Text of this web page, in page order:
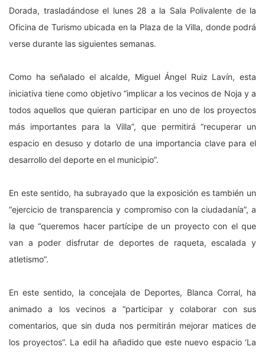
Dorada, trasladándose el lunes 28 a la Sala Polivalente de la
Oficina de Turismo ubicada en la Plaza de la Villa, donde podrá
verse durante las siguientes semanas.
Como ha señalado el alcalde, Miguel Ángel Ruiz Lavín, esta
iniciativa tiene como objetivo “implicar a los vecinos de Noja y a
todos aquellos que quieran participar en uno de los proyectos
más importantes para la Villa”, que permitirá “recuperar un
espacio en desuso y dotarlo de una importancia clave para el
desarrollo del deporte en el municipio”.
En este sentido, ha subrayado que la exposición es también un
“ejercicio de transparencia y compromiso con la ciudadanía”, a
la que “queremos hacer partícipe de un proyecto con el que
van a poder disfrutar de deportes de raqueta, escalada y
atletismo”.
En este sentido, la concejala de Deportes, Blanca Corral, ha
animado a los vecinos a “participar y colaborar con sus
comentarios, que sin duda nos permitirán mejorar matices de
los proyectos”. La edil ha añadido que este nuevo espacio ‘La